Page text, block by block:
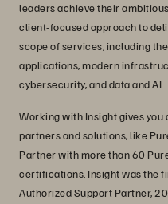
leaders achieve their
client-focused approach to
scope of services, including
applications, modern
cybersecurity, and data and AI.
Working with Insight gives
partners and solutions, like
Partner with more than 60
certifications. Insight was the
Authorized Support Partner,